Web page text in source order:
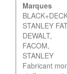
Marques
STANLEY
DEWALT,
FACOM,
STANLEY
Fabricant